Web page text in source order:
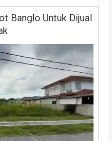
Banglo Untuk Dijual